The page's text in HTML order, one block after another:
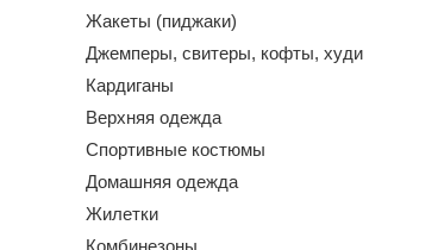
Жакеты (пиджаки)
Джемперы, свитеры, кофты, худи
Кардиганы
Верхняя одежда
Спортивные костюмы
Домашняя одежда
Жилетки
Комбинезоны